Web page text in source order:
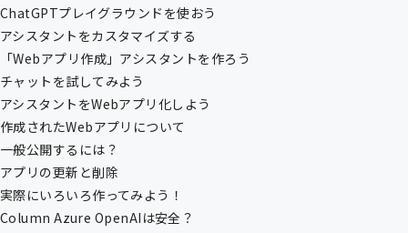
ChatGPTプレイグラウンドを使おう
アシスタントをカスタマイズする
「Webアプリ作成」アシスタントを作ろう
チャットを試してみよう
アシスタントをWebアプリ化しよう
作成されたWebアプリについて
一般公開するには？
アプリの更新と削除
実際にいろいろ作ってみよう！
Column Azure OpenAIは安全？